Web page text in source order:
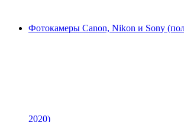
Фотокамеры Canon, Nikon и Sony
2020)